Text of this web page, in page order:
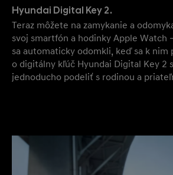
Hyundai Digital Key 2.
Teraz môžete na zamykanie a
svoj smartfón a hodinky Apple Watch
sa automaticky odomkli, keď sa k nim
o digitálny kľúč Hyundai Digital Key 2
jednoducho podeliť s rodinou a